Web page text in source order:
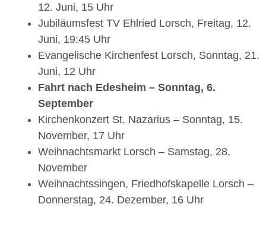
12. Juni, 15 Uhr
Jubiläumsfest TV Ehlried Lorsch, Freitag, 12.
Juni, 19:45 Uhr
Evangelische Kirchenfest Lorsch, Sonntag, 21.
Juni, 12 Uhr
Fahrt nach Edesheim – Sonntag, 6.
September
Kirchenkonzert St. Nazarius – Sonntag, 15.
November, 17 Uhr
Weihnachtsmarkt Lorsch – Samstag, 28.
November
Weihnachtssingen, Friedhofskapelle Lorsch –
Donnerstag, 24. Dezember, 16 Uhr